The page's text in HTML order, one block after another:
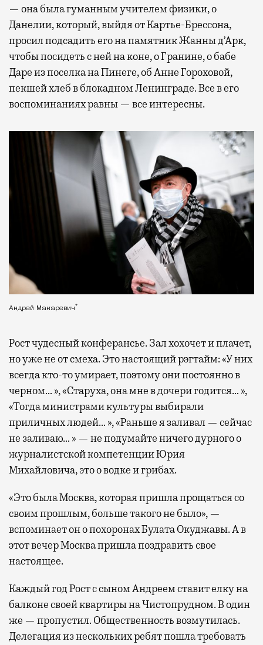
— она была гуманным учителем физики, о
Данелии, который, выйдя от Картье-Брессона,
просил подсадить его на памятник Жанны д’Арк,
чтобы посидеть с ней на коне, о Гранине, о бабе
Даре из поселка на Пинеге, об Анне Гороховой,
пекшей хлеб в блокадном Ленинграде. Все в его
воспоминаниях равны — все интересны.
Андрей Макаревич*
Рост чудесный конферансье. Зал хохочет и плачет,
но уже не от смеха. Это настоящий рэгтайм: «У них
всегда кто-то умирает, поэтому они постоянно в
черном… », «Старуха, она мне в дочери годится… »,
«Тогда министрами культуры выбирали
приличных людей… », «Раньше я заливал — сейчас
не заливаю… » — не подумайте ничего дурного о
журналистской компетенции Юрия
Михайловича, это о водке и грибах.
«Это была Москва, которая пришла прощаться со
своим прошлым, больше такого не было», —
вспоминает он о похоронах Булата Окуджавы. А в
этот вечер Москва пришла поздравить свое
настоящее.
Каждый год Рост с сыном Андреем ставит елку на
балконе своей квартиры на Чистопрудном. В один
же — пропустил. Общественность возмутилась.
Делегация из нескольких ребят пошла требовать